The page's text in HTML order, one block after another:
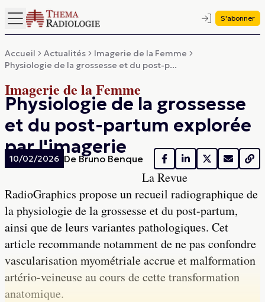
S'abonner
Accueil Actualités
Imagerie de la Femme
Physiologie de la grossesse et du post-p...
Imagerie de la Femme
Physiologie de la grossesse
et du post-partum explorée
par l'imagerie
10/02/2026 De Bruno Benque
La Revue
RadioGraphics propose un recueil radiographique de
la physiologie de la grossesse et du post-partum,
ainsi que de leurs variantes pathologiques. Cet
article recommande notamment de ne pas confondre
vascularisation myométriale accrue et malformation
artério-veineuse au cours de cette transformation
anatomique.